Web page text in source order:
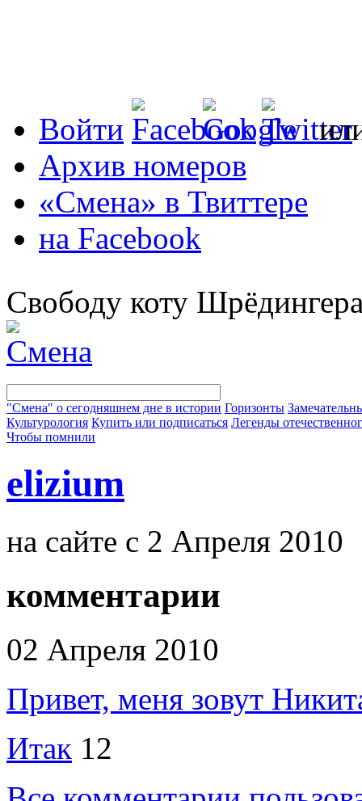
Войти
Архив номеров
«Смена» в Твиттере
на Facebook
Свободу коту
"Смена" о сегодняшнем дне в истории Горизонты
Культурология Купить или подписаться Легенды
Чтобы помнили
elizium
на сайте с 2 Апреля 2010
комментарии
02 Апреля 2010
Привет, меня зовут
Итак 12